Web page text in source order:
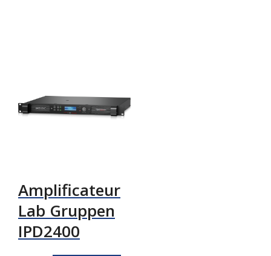
Amplificateur
Lab Gruppen
IPD2400